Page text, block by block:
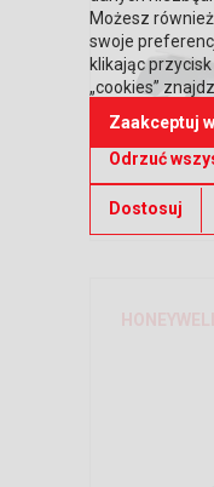
Możesz
swoje
klikając
„cookies”
Zaakceptuj
Odrzuć
Dostosuj